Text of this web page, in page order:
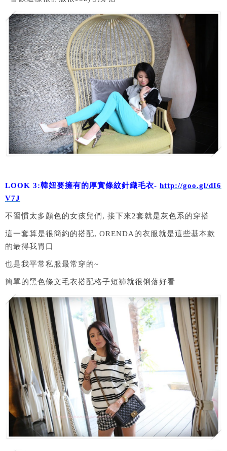
LOOK 3:韓妞要擁有的厚實條紋針織毛衣- http://goo.gl/dI6
V7J
不習慣太多顏色的女孩兒們, 接下來2套就是灰色系的穿搭
這一套算是很簡約的搭配, ORENDA的衣服就是這些基本款
的最得我胃口
也是我平常私服最常穿的~
簡單的黑色條文毛衣搭配格子短褲就很俐落好看